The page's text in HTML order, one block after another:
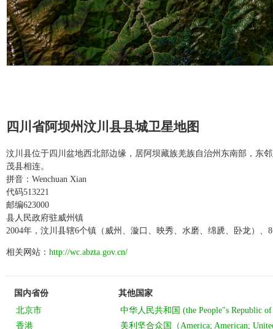
四川省阿坝州汶川县县城卫星地图
汶川县位于四川盆地西北部边缘，居阿坝藏族羌族自治州东南部，东
茂县相连。
拼音：Wenchuan Xian
代码513221
邮编623000
县人民政府驻威州镇
2004年，汶川县辖6个镇（威州、漩口、映秀、水磨、绵虒、卧龙）
相关网站： http://wc.abzta.gov.cn/